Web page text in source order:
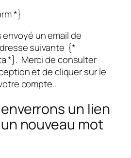
*}
un email de
suivante {*
*}. Merci de consulter
et de cliquer sur le
compte..
un lien
nouveau mot